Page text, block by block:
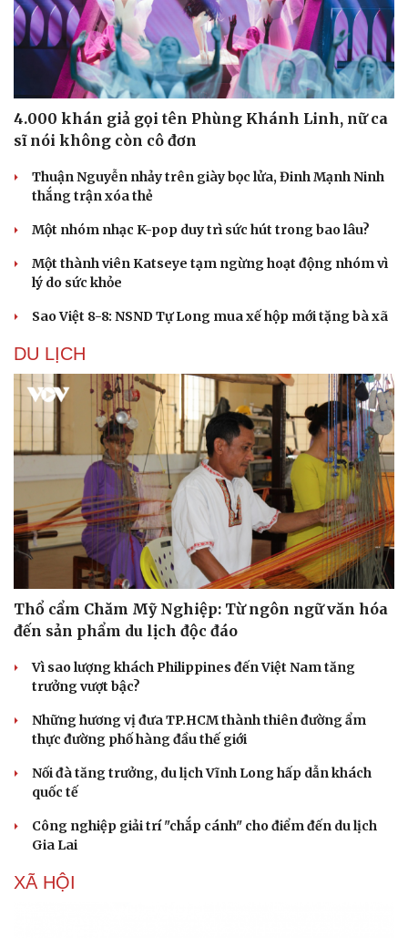
Văn hóa
Sân khấu - Điện ảnh
Âm nhạc
Nghệ sĩ
Thời trang
Sao Việt
4.000 khán giả gọi tên Phùng Khánh Linh, nữ ca
sĩ nói không còn cô đơn
Thuận Nguyễn nhảy trên giày bọc lửa, Đinh Mạnh Ninh
thắng trận xóa thẻ
Một nhóm nhạc K-pop duy trì sức hút trong bao lâu?
Một thành viên Katseye tạm ngừng hoạt động nhóm vì
lý do sức khỏe
Sao Việt 8-8: NSND Tự Long mua xế hộp mới tặng bà xã
DU LỊCH
Thổ cẩm Chăm Mỹ Nghiệp: Từ ngôn ngữ văn hóa
đến sản phẩm du lịch độc đáo
Vì sao lượng khách Philippines đến Việt Nam tăng
trưởng vượt bậc?
Những hương vị đưa TP.HCM thành thiên đường ẩm
thực đường phố hàng đầu thế giới
Nối đà tăng trưởng, du lịch Vĩnh Long hấp dẫn khách
quốc tế
Công nghiệp giải trí "chắp cánh" cho điểm đến du lịch
Gia Lai
XÃ HỘI